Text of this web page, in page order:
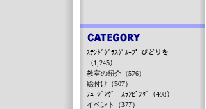
ｽﾃﾝﾄﾞｸﾞﾗｽｸﾞﾙｰﾌﾟ びどりを
（1,245）
教室の紹介（576）
絵付け（507）
ﾌｭｰｼﾞﾝｸﾞ・ｽﾗﾝﾋﾟﾝｸﾞ（498）
イベント（377）